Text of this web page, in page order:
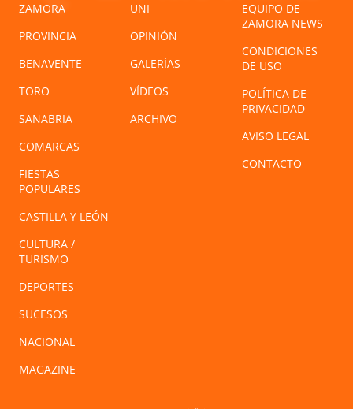
ZAMORA
PROVINCIA
BENAVENTE
TORO
SANABRIA
COMARCAS
FIESTAS
POPULARES
CASTILLA Y LEÓN
CULTURA /
TURISMO
DEPORTES
SUCESOS
NACIONAL
MAGAZINE
UNI
OPINIÓN
GALERÍAS
VÍDEOS
ARCHIVO
EQUIPO DE
ZAMORA NEWS
CONDICIONES
DE USO
POLÍTICA DE
PRIVACIDAD
AVISO LEGAL
CONTACTO